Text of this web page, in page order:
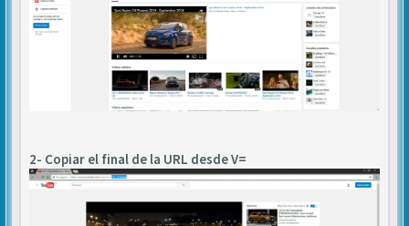
2- Copiar el final de la URL desde V=